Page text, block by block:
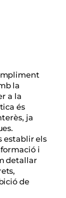
la
a la
és
ja
establir els
i
detallar
de